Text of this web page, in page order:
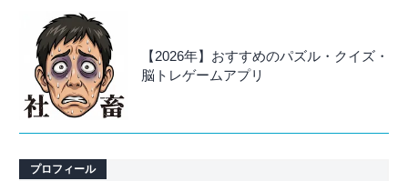
【2026年】おすすめのパズル・クイズ・
脳トレゲームアプリ
プロフィール